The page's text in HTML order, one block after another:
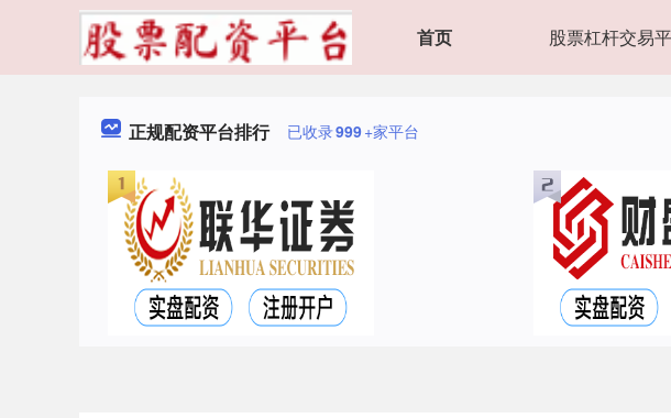
首页 股票杠杆交易
正规配资平台排行 已收录999+家平台